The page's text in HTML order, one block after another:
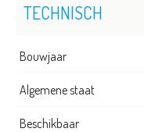
TECHNISCH
Bouwjaar
Algemene staat
Beschikbaar